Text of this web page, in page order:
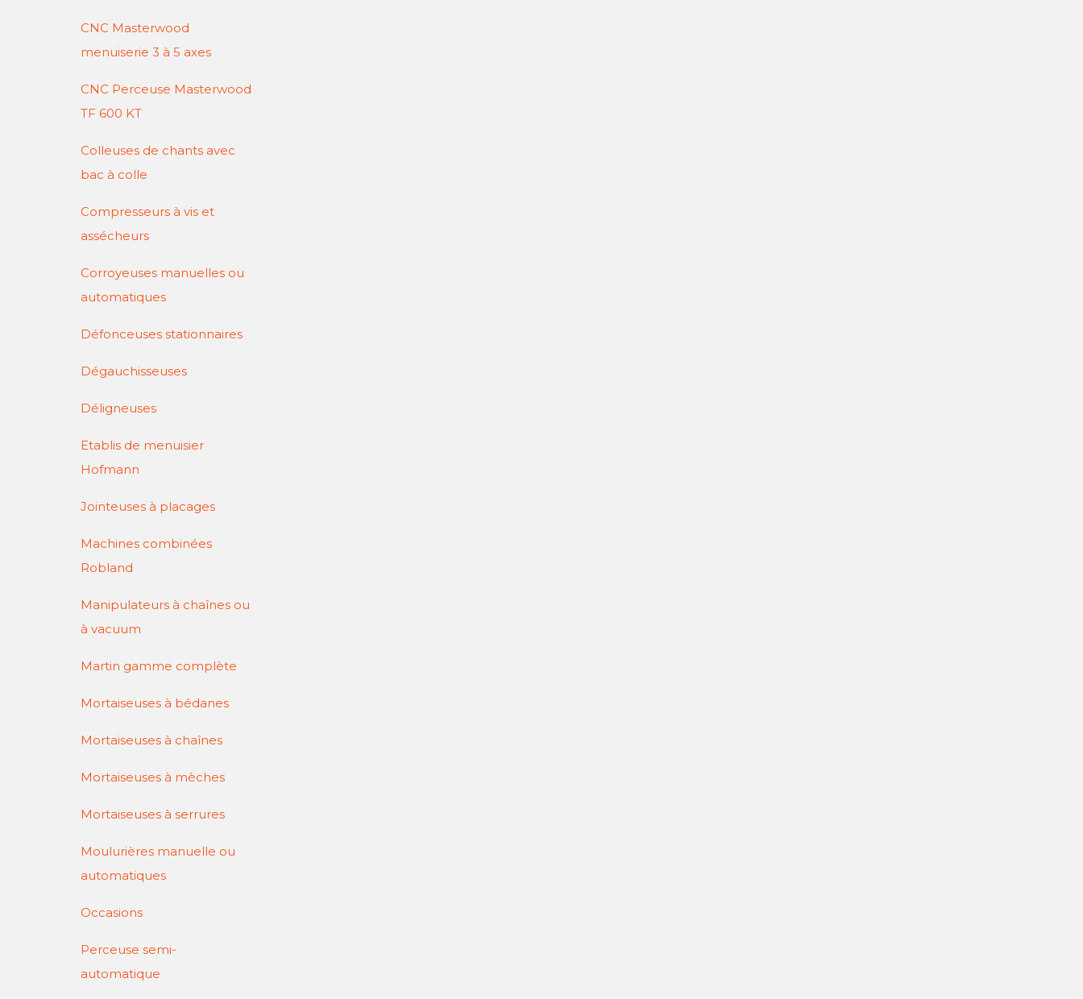
CNC Masterwood
menuiserie 3 à 5 axes
CNC Perceuse Masterwood
TF 600 KT
Colleuses de chants avec
bac à colle
Compresseurs à vis et
assécheurs
Corroyeuses manuelles ou
automatiques
Défonceuses stationnaires
Dégauchisseuses
Déligneuses
Etablis de menuisier
Hofmann
Jointeuses à placages
Machines combinées
Robland
Manipulateurs à chaînes ou
à vacuum
Martin gamme complète
Mortaiseuses à bédanes
Mortaiseuses à chaînes
Mortaiseuses à mèches
Mortaiseuses à serrures
Moulurières manuelle ou
automatiques
Occasions
Perceuse semi-
automatique